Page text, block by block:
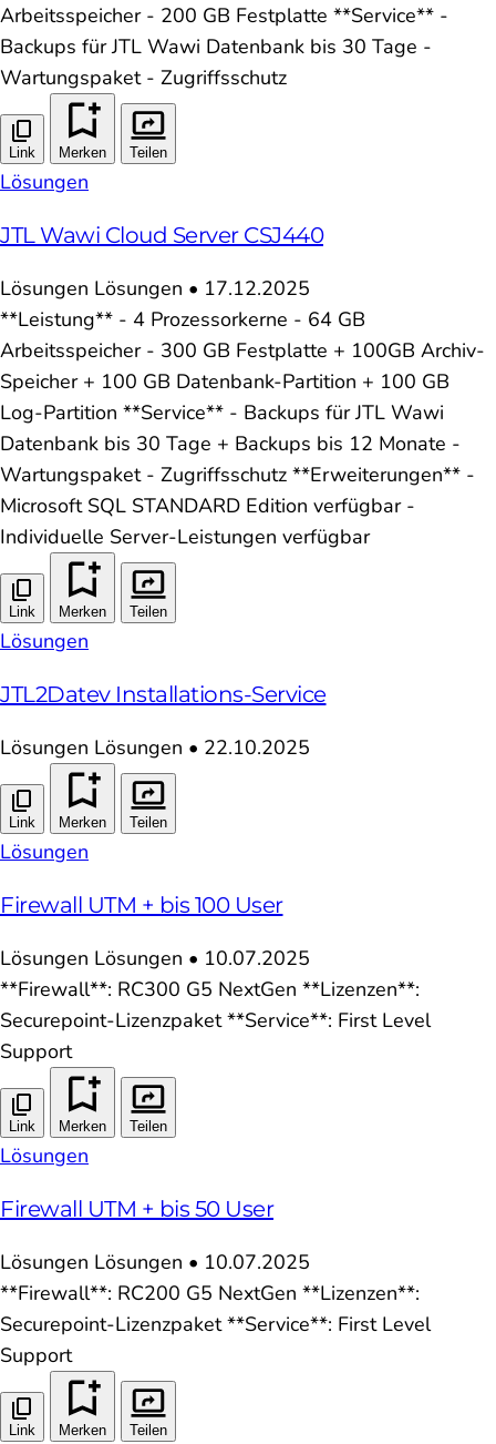
Arbeitsspeicher - 200 GB Festplatte **Service** -
Backups für JTL Wawi Datenbank bis 30 Tage -
Wartungspaket - Zugriffsschutz
Link Merken Teilen
Lösungen
JTL Wawi Cloud Server CSJ440
Lösungen Lösungen • 17.12.2025
**Leistung** - 4 Prozessorkerne - 64 GB
Arbeitsspeicher - 300 GB Festplatte + 100GB Archiv-
Speicher + 100 GB Datenbank-Partition + 100 GB
Log-Partition **Service** - Backups für JTL Wawi
Datenbank bis 30 Tage + Backups bis 12 Monate -
Wartungspaket - Zugriffsschutz **Erweiterungen** -
Microsoft SQL STANDARD Edition verfügbar -
Individuelle Server-Leistungen verfügbar
Link Merken Teilen
Lösungen
JTL2Datev Installations-Service
Lösungen Lösungen • 22.10.2025
Link Merken Teilen
Lösungen
Firewall UTM + bis 100 User
Lösungen Lösungen • 10.07.2025
**Firewall**: RC300 G5 NextGen **Lizenzen**:
Securepoint-Lizenzpaket **Service**: First Level
Support
Link Merken Teilen
Lösungen
Firewall UTM + bis 50 User
Lösungen Lösungen • 10.07.2025
**Firewall**: RC200 G5 NextGen **Lizenzen**:
Securepoint-Lizenzpaket **Service**: First Level
Support
Link Merken Teilen